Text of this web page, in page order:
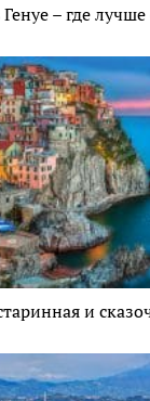
– где лучше
и